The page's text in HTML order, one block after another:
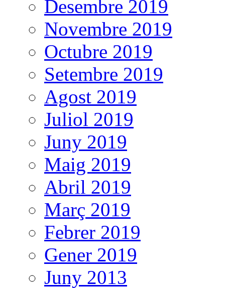
Desembre 2019
Novembre 2019
Octubre 2019
Setembre 2019
Agost 2019
Juliol 2019
Juny 2019
Maig 2019
Abril 2019
Març 2019
Febrer 2019
Gener 2019
Juny 2013